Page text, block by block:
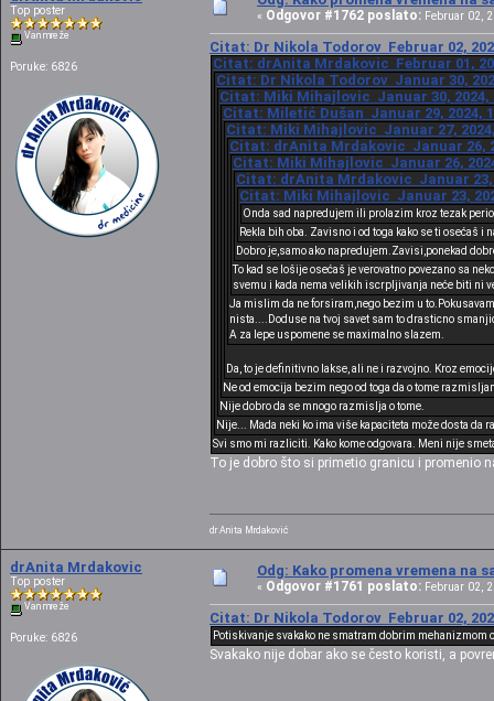
Top poster
Van mreže
Poruke: 6826
« Odgovor #1762 poslato: Februar 02,
Citat: Dr Nikola Todorov Februar 02,
Citat: drAnita Mrdakovic Februar 01,
Citat: Dr Nikola Todorov Januar 30,
Citat: Miki Mihajlovic Januar 30, 2024,
Citat: Miletić Dušan Januar 29, 2024,
Citat: Miki Mihajlovic Januar 27,
Citat: drAnita Mrdakovic Januar 26,
Citat: Miki Mihajlovic Januar 26,
Citat: drAnita Mrdakovic Januar 23,
Citat: Miki Mihajlovic Januar 23,
Onda sad napredujem ili prolazim kroz tezak
Rekla bih oba. Zavisno i od toga kako se ti osećaš i
Dobro je,samo ako napredujem.Zavisi,ponekad
To kad se lošije osećaš je verovatno povezano sa
svemu i kada nema velikih iscrpljivanja neće biti ni
Ja mislim da ne forsiram,nego bezim u
nista....Doduse na tvoj savet sam to drasticno
A za lepe uspomene se maximalno slazem.
Da, to je definitivno lakse, ali ne i razvojno. Kroz
Ne od emocija bezim nego od toga da o tome
Nije dobro da se mnogo razmislja o tome.
Nije... Mada neki ko ima više kapaciteta može dosta
Svi smo mi razliciti. Kako kome odgovara. Meni nije
To je dobro što si primetio granicu i promenio
dr Anita Mrdaković
drAnita Mrdakovic
Top poster
Van mreže
Poruke: 6826
Odg: Kako promena vremena na
« Odgovor #1761 poslato: Februar 02,
Citat: Dr Nikola Todorov Februar 02,
Potiskivanje svakako ne smatram dobrim mehanizmom
Svakako nije dobar ako se često koristi, a